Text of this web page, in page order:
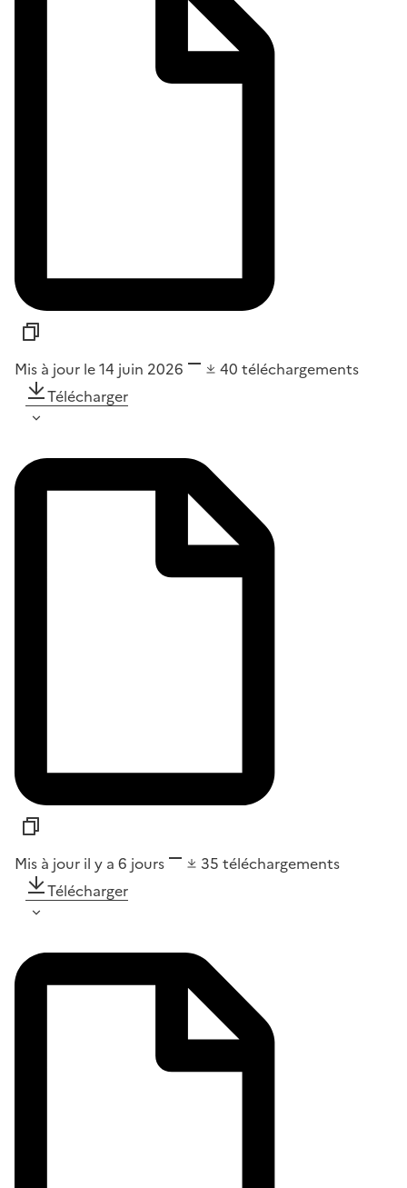
Mis à jour le 14 juin 2026 40 téléchargements
Télécharger
Mis à jour il y a 6 jours 35 téléchargements
Télécharger